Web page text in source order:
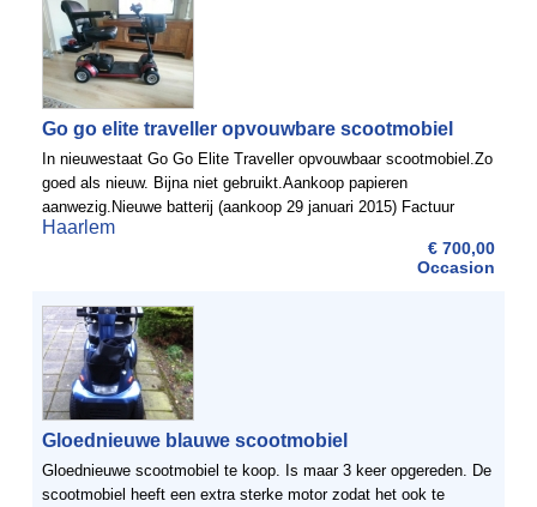
Go go elite traveller opvouwbare scootmobiel
In nieuwestaat Go Go Elite Traveller opvouwbaar scootmobiel.Zo
goed als nieuw. Bijna niet gebruikt.Aankoop papieren
aanwezig.Nieuwe batterij (aankoop 29 januari 2015) Factuur
aanwezig.BESCHRIJVINGDe GoTravel opvouwbare scootmobiel
Haarlem
€ 700,00
Occasion
Gloednieuwe blauwe scootmobiel
Gloednieuwe scootmobiel te koop. Is maar 3 keer opgereden. De
scootmobiel heeft een extra sterke motor zodat het ook te